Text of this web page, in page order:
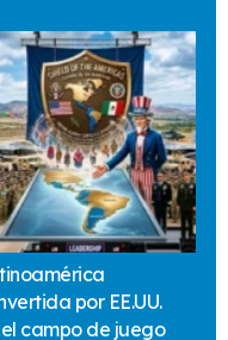
por EE.UU.
campo de juego